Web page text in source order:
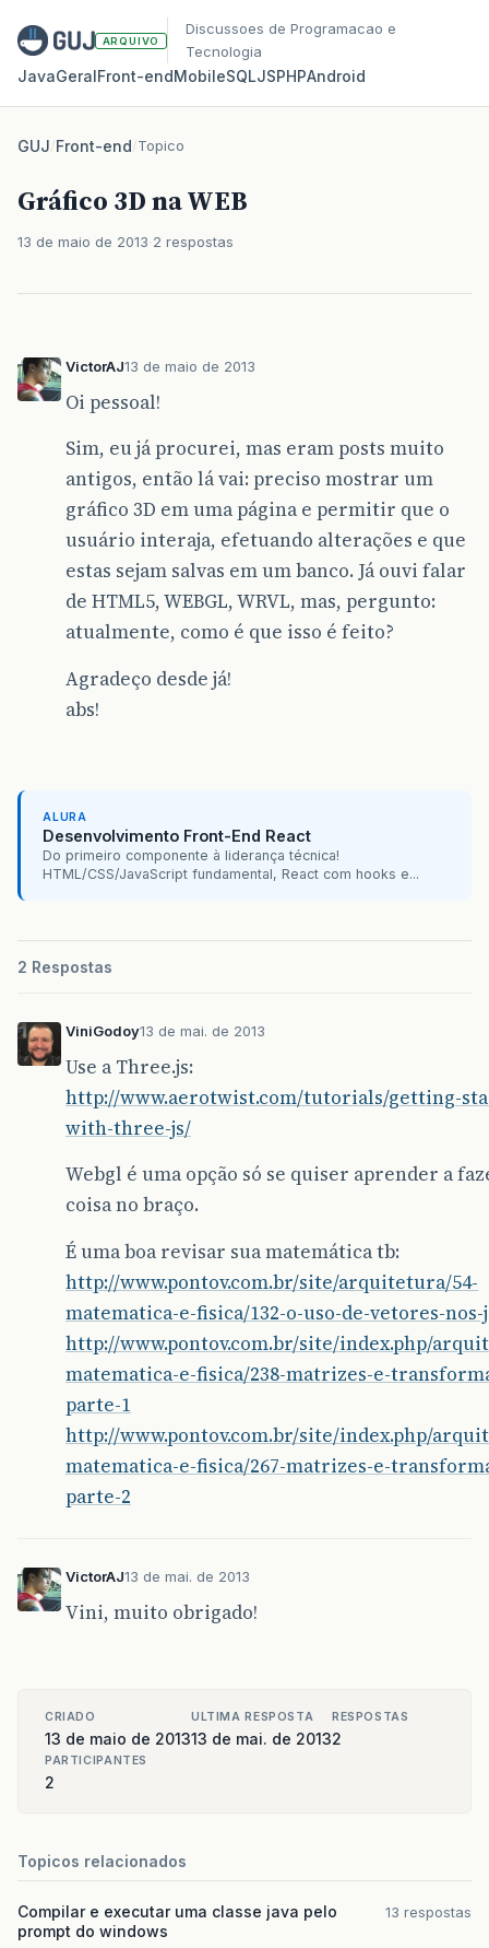
ARQUIVO
Discussoes de Programacao e
Tecnologia
JavaGeralFront‑endMobileSQLJSPHPAndroid
GUJ/Front-end/Topico
Gráfico 3D na WEB
13 de maio de 2013 2 respostas
VictorAJ13 de maio de 2013
Oi pessoal!
Sim, eu já procurei, mas eram posts muito
antigos, então lá vai: preciso mostrar um
gráfico 3D em uma página e permitir que o
usuário interaja, efetuando alterações e que
estas sejam salvas em um banco. Já ouvi falar
de HTML5, WEBGL, WRVL, mas, pergunto:
atualmente, como é que isso é feito?
Agradeço desde já!
abs!
ALURA
Desenvolvimento Front-End React
Do primeiro componente à liderança técnica!
HTML/CSS/JavaScript fundamental, React com hooks e...
2 Respostas
ViniGodoy13 de mai. de 2013
Use a Three.js:
http://www.aerotwist.com/tutorials/getting-
with-three-js/
Webgl é uma opção só se quiser aprender a
coisa no braço.
É uma boa revisar sua matemática tb:
http://www.pontov.com.br/site/arquitetura/54-
matematica-e-fisica/132-o-uso-de-vetores-nos-
http://www.pontov.com.br/site/index.php/
matematica-e-fisica/238-matrizes-e-
parte-1
http://www.pontov.com.br/site/index.php/
matematica-e-fisica/267-matrizes-e-
parte-2
VictorAJ13 de mai. de 2013
Vini, muito obrigado!
CRIADO
13 de maio de 2013
ULTIMA RESPOSTA
13 de mai. de 2013
RESPOSTAS
2
PARTICIPANTES
2
Topicos relacionados
Compilar e executar uma classe java pelo
prompt do windows
13 respostas